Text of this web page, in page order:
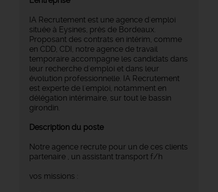
IA Recrutement est une agence d'emploi
située à Eysines, près de Bordeaux.
Proposant des contrats en intérim, comme
en CDD, CDI, notre agence de travail
temporaire accompagne les candidats dans
leur recherche d'emploi et dans leur
évolution professionnelle. IA Recrutement
est experte de l'emploi, notamment en
délégation intérimaire, sur tout le bassin
girondin.
Description du poste
Notre agence recrute pour un de ces clients
partenaire , un assistant transport f/h
vos missions :